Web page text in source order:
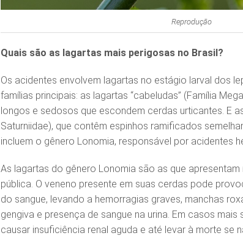
Reprodução
Quais são as lagartas mais perigosas no Brasil?
Os acidentes envolvem lagartas no estágio larval dos
famílias principais: as lagartas “cabeludas” (Família
longos e sedosos que escondem cerdas urticantes. E
Saturniidae), que contêm espinhos ramificados
incluem o gênero Lonomia, responsável por acidentes
As lagartas do gênero Lonomia são as que
pública. O veneno presente em suas cerdas pode
do sangue, levando a hemorragias graves, manchas
gengiva e presença de sangue na urina. Em casos
causar insuficiência renal aguda e até levar à morte se